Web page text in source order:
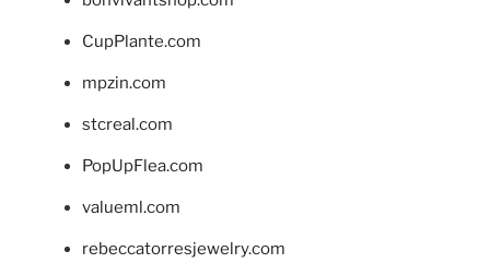
CupPlante.com
mpzin.com
stcreal.com
PopUpFlea.com
valueml.com
rebeccatorresjewelry.com